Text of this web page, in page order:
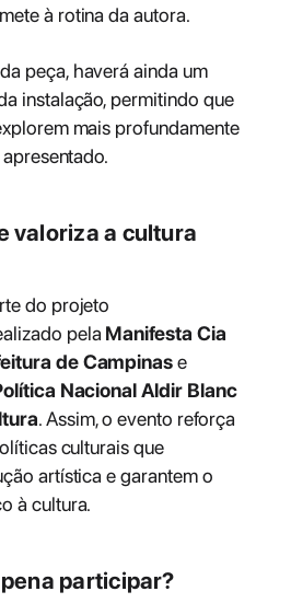
à rotina da autora.
peça, haverá ainda um
instalação, permitindo que
mais profundamente
valoriza a cultura
do projeto
pela Manifesta Cia
de Campinase
Nacional Aldir Blanc
. Assim, o evento reforça
culturais que
artística e garantem o
à cultura.
participar?